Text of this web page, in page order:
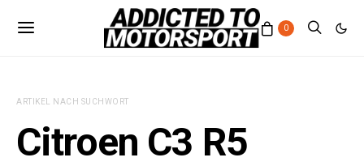
0
ARTIKEL NACH SUCHWORT
Citroen C3 R5